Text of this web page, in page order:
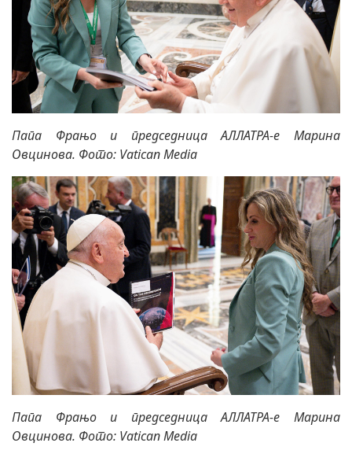
Папа Фрањо и председница АЛЛАТРА-е Марина
Овцинова. Фото: Vatican Media
Папа Фрањо и председница АЛЛАТРА-е Марина
Овцинова. Фото: Vatican Media